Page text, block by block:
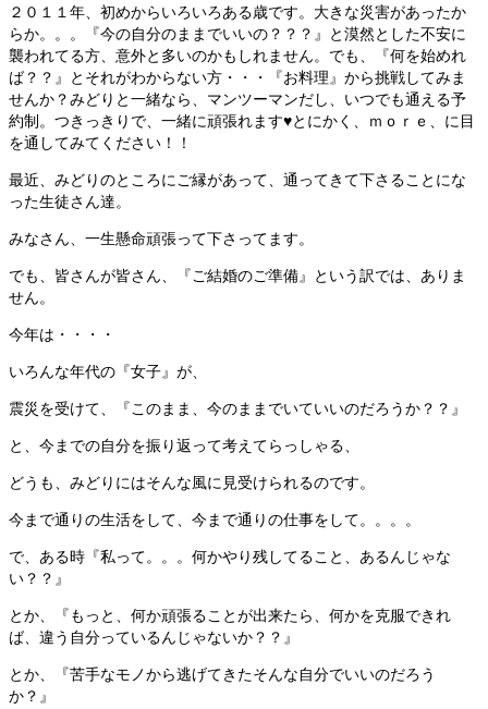
２０１１年、初めからいろいろある歳です。大きな災害があったか
らか。。。『今の自分のままでいいの？？？』と漠然とした不安に
襲われてる方、意外と多いのかもしれません。でも、『何を始めれ
ば？？』とそれがわからない方・・・『お料理』から挑戦してみま
せんか？みどりと一緒なら、マンツーマンだし、いつでも通える予
約制。つきっきりで、一緒に頑張れます♥とにかく、ｍｏｒｅ、に目
を通してみてください！！
最近、みどりのところにご縁があって、通ってきて下さることにな
った生徒さん達。
みなさん、一生懸命頑張って下さってます。
でも、皆さんが皆さん、『ご結婚のご準備』という訳では、ありま
せん。
今年は・・・・
いろんな年代の『女子』が、
震災を受けて、『このまま、今のままでいていいのだろうか？？』
と、今までの自分を振り返って考えてらっしゃる、
どうも、みどりにはそんな風に見受けられるのです。
今まで通りの生活をして、今まで通りの仕事をして。。。。
で、ある時『私って。。。何かやり残してること、あるんじゃな
い？？』
とか、『もっと、何か頑張ることが出来たら、何かを克服できれ
ば、違う自分っているんじゃないか？？』
とか、『苦手なモノから逃げてきたそんな自分でいいのだろう
か？』